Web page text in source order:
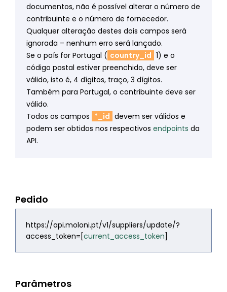
documentos, não é possível alterar o número de
contribuinte e o número de fornecedor.
Qualquer alteração destes dois campos será
ignorada – nenhum erro será lançado.
Se o país for Portugal ( country_id 1) e o
código postal estiver preenchido, deve ser
válido, isto é, 4 dígitos, traço, 3 dígitos.
Também para Portugal, o contribuinte deve ser
válido.
Todos os campos *_id devem ser válidos e
podem ser obtidos nos respectivos endpoints da
API.
Pedido
https://api.moloni.pt/v1/suppliers/update/?
access_token=[current_access_token]
Parâmetros